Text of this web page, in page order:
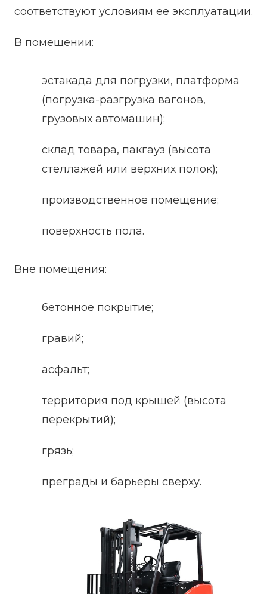
соответствуют условиям ее эксплуатации.
В помещении:
эстакада для погрузки, платформа
(погрузка-разгрузка вагонов,
грузовых автомашин);
склад товара, пакгауз (высота
стеллажей или верхних полок);
производственное помещение;
поверхность пола.
Вне помещения:
бетонное покрытие;
гравий;
асфальт;
территория под крышей (высота
перекрытий);
грязь;
преграды и барьеры сверху.